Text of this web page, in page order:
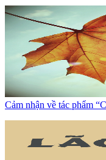
Cảm nhận về tác phẩm